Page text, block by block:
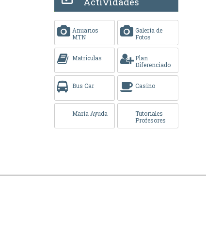
Anuarios
MTN
Galería de
Fotos
Matriculas
Plan
Diferenciado
Bus Car Casino
María Ayuda
Tutoriales
Profesores